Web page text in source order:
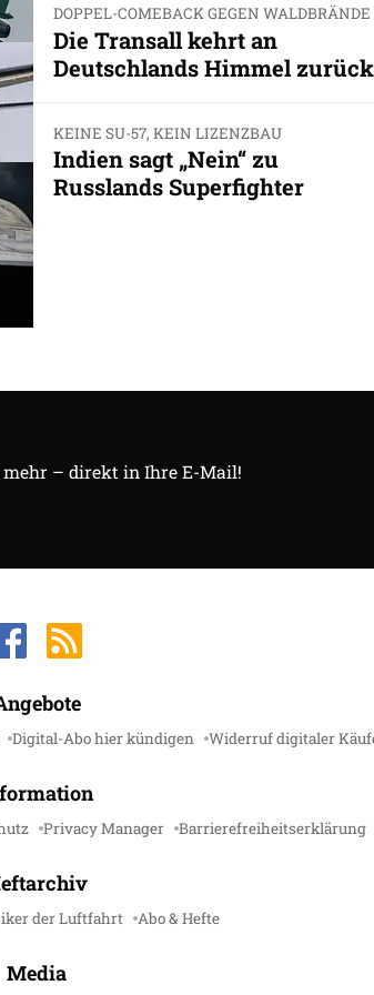
DOPPEL-COMEBACK GEGEN WALDBRÄNDE
Die Transall kehrt an
Deutschlands Himmel
KEINE SU-57, KEIN LIZENZBAU
Indien sagt „Nein“ zu
Russlands Superfighter
– direkt in Ihre E-Mail!
Digital-Abo hier kündigen Widerruf digitaler
Privacy Manager Barrierefreiheitserklärung
der Luftfahrt Abo & Hefte
Media